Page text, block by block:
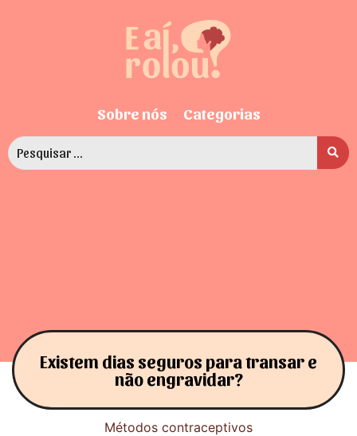
Sobre nós Categorias
Existem dias seguros para transar e
não engravidar?
Métodos contraceptivos